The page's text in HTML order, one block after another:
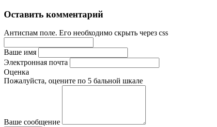
Оставить комментарий
Антиспам поле. Его необходимо скрыть через css
Ваше имя
Электронная почта
Оценка
Пожалуйста, оцените по 5 бальной шкале
Ваше сообщение